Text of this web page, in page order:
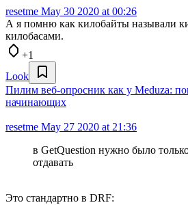
resetme May 30 2020 at 00:26
А я помню как килобайты называли
килобасами.
+1
Look
Пилим веб-опросник как у Meduza:
начинающих
resetme May 27 2020 at 21:36
в GetQuestion нужно было
отдавать
Это стандартно в DRF: